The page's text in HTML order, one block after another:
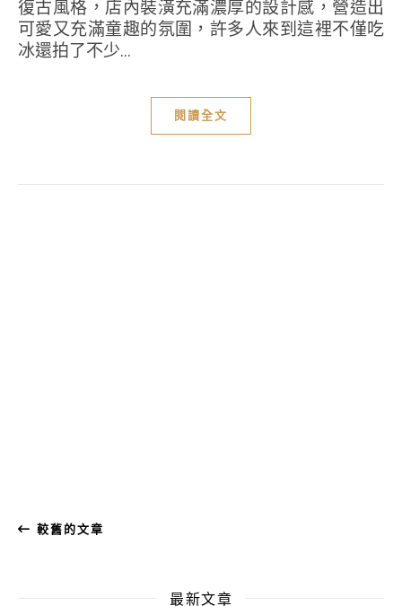
復古風格，店內裝潢充滿濃厚的設計感，營造出
可愛又充滿童趣的氛圍，許多人來到這裡不僅吃
冰還拍了不少...
閱讀全文
較舊的文章
最新文章